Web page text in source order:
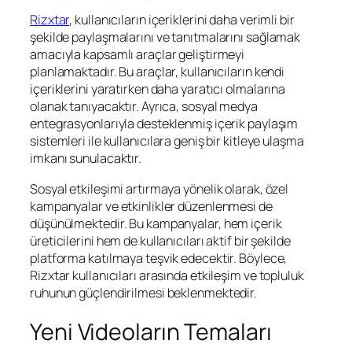
Rizxtar, kullanıcıların içeriklerini daha verimli bir
şekilde paylaşmalarını ve tanıtmalarını sağlamak
amacıyla kapsamlı araçlar geliştirmeyi
planlamaktadır. Bu araçlar, kullanıcıların kendi
içeriklerini yaratırken daha yaratıcı olmalarına
olanak tanıyacaktır. Ayrıca, sosyal medya
entegrasyonlarıyla desteklenmiş içerik paylaşım
sistemleri ile kullanıcılara geniş bir kitleye ulaşma
imkanı sunulacaktır.
Sosyal etkileşimi artırmaya yönelik olarak, özel
kampanyalar ve etkinlikler düzenlenmesi de
düşünülmektedir. Bu kampanyalar, hem içerik
üreticilerini hem de kullanıcıları aktif bir şekilde
platforma katılmaya teşvik edecektir. Böylece,
Rizxtar kullanıcıları arasında etkileşim ve topluluk
ruhunun güçlendirilmesi beklenmektedir.
Yeni Videoların Temaları